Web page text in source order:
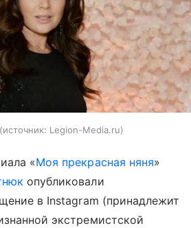
источник: Legion-Media.ru
«Моя прекрасная няня»
опубликовали
в Instagram (принадлежит
экстремистской